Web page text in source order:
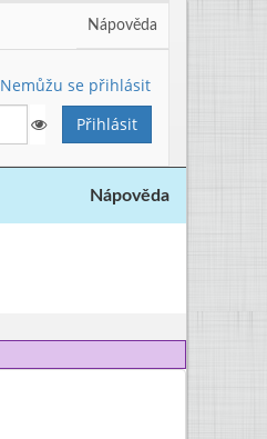
Nápověda
Nemůžu se přihlásit
Nápověda